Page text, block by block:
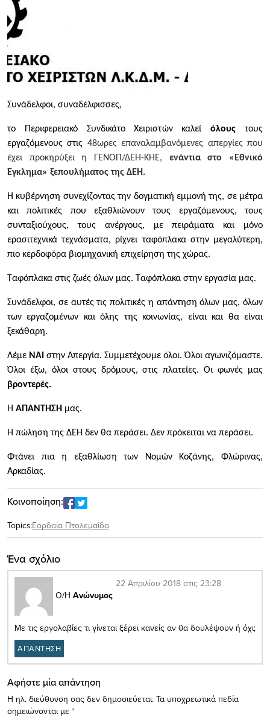
Συνάδελφοι, συναδέλφισσες,
το Περιφερειακό Συνδικάτο Χειριστών καλείόλουςτους
εργαζόμενους στις 48ωρες επαναλαμβανόμενες απεργίες που
έχει προκηρύξει η ΓΕΝΟΠ/ΔΕΗ-ΚΗΕ, ενάντια στο «Εθνικό
Έγκλημα» ξεπουλήματος της ΔΕΗ.
Η κυβέρνηση συνεχίζοντας την δογματική εμμονή της, σε μέτρα
και πολιτικές που εξαθλιώνουν τους εργαζόμενους, τους
συνταξιούχους, τους ανέργους, με πειράματα και μόνο
ερασιτεχνικά τεχνάσματα, ρίχνει ταφόπλακα στην μεγαλύτερη,
πιο κερδοφόρα βιομηχανική επιχείρηση της χώρας.
Ταφόπλακα στις ζωές όλων μας. Ταφόπλακα στην εργασία μας.
Συνάδελφοι, σε αυτές τις πολιτικές η απάντηση όλων μας, όλων
των εργαζομένων και όλης της κοινωνίας, είναι και θα είναι
ξεκάθαρη.
Λέμε ΝΑΙ στην Απεργία. Συμμετέχουμε όλοι. Όλοι αγωνιζόμαστε.
Όλοι έξω, όλοι στους δρόμους, στις πλατείες. Οι φωνές μας
βροντερές.
Η ΑΠΑΝΤΗΣΗ μας.
Η πώληση της ΔΕΗ δεν θα περάσει. Δεν πρόκειται να περάσει.
Φτάνει πια η εξαθλίωση των Νομών Κοζάνης, Φλώρινας,
Αρκαδίας.
Κοινοποίηση:
Topics:Εορδαία Πτολεμαΐδα
Ένα σχόλιο
Ο/Η Ανώνυμος
22 Απριλίου 2018 στις 23:28
Με τις εργολαβίες τι γίνεται ξέρει κανείς αν θα δουλέψουν ή όχι;
ΑΠΑΝΤΗΣΗ
Αφήστε μία απάντηση
Η ηλ. διεύθυνση σας δεν δημοσιεύεται. Τα υποχρεωτικά πεδία
σημειώνονται με *